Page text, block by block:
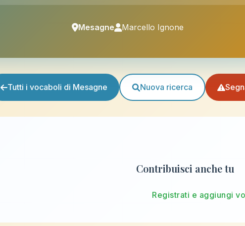
Mesagne Marcello Ignone
Tutti i vocaboli di Mesagne Nuova ricerca
Contribuisci anche tu
Registrati e aggiungi